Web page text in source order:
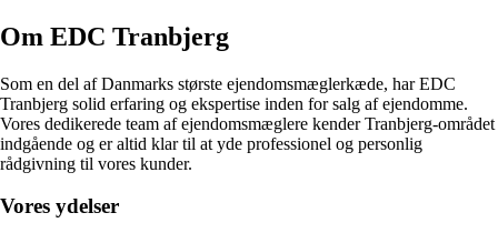
Om EDC Tranbjerg
Som en del af Danmarks største ejendomsmæglerkæde, har EDC
Tranbjerg solid erfaring og ekspertise inden for salg af ejendomme.
Vores dedikerede team af ejendomsmæglere kender Tranbjerg-området
indgående og er altid klar til at yde professionel og personlig
rådgivning til vores kunder.
Vores ydelser